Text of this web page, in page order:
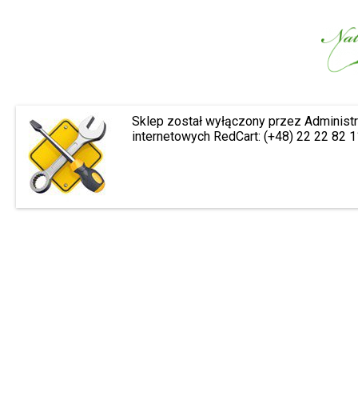
Sklep został wyłączony przez
internetowych RedCart: (+48) 22 22 82